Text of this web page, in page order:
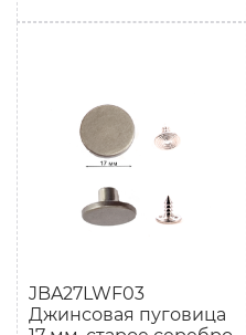
JBA27LWF03
Джинсовая пуговица